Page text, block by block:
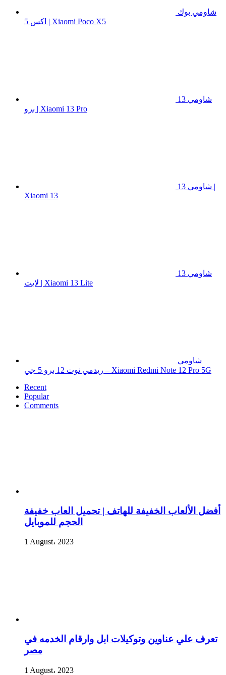
شاومي بوك
اكس 5 | Xiaomi Poco X5
شاومي 13
برو | Xiaomi 13 Pro
شاومي 13 |
Xiaomi 13
شاومي 13
لايت | Xiaomi 13 Lite
شاومي
ريدمي نوت 12 برو 5 جي – Xiaomi Redmi Note 12 Pro 5G
Recent
Popular
Comments
أفضل الألعاب الخفيفة للهاتف | تحميل العاب خفيفة
الحجم للموبايل
1 August، 2023
تعرف علي عناوين وتوكيلات ابل وارقام الخدمه في
مصر
1 August، 2023